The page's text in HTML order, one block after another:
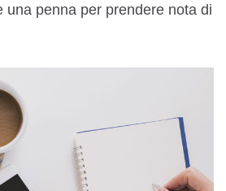
una penna per prendere nota di